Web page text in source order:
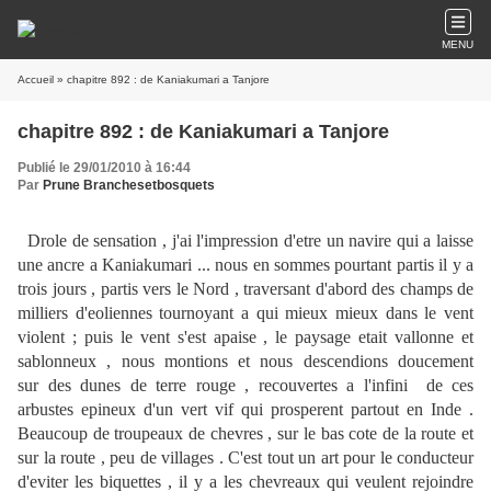
MENU
Accueil » chapitre 892 : de Kaniakumari a Tanjore
chapitre 892 : de Kaniakumari a Tanjore
Publié le 29/01/2010 à 16:44
Par Prune Branchesetbosquets
Drole de sensation , j'ai l'impression d'etre un navire qui a laisse
une ancre a Kaniakumari ... nous en sommes pourtant partis il y a
trois jours , partis vers le Nord , traversant d'abord des champs de
milliers d'eoliennes tournoyant a qui mieux mieux dans le vent
violent ; puis le vent s'est apaise , le paysage etait vallonne et
sablonneux , nous montions et nous descendions doucement
sur des dunes de terre rouge , recouvertes a l'infini de ces
arbustes epineux d'un vert vif qui prosperent partout en Inde .
Beaucoup de troupeaux de chevres , sur le bas cote de la route et
sur la route , peu de villages . C'est tout un art pour le conducteur
d'eviter les biquettes , il y a les chevreaux qui veulent rejoindre